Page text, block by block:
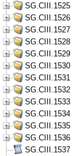
SG.CIII.1525
SG.CIII.1526
SG.CIII.1527
SG.CIII.1528
SG.CIII.1529
SG.CIII.1530
SG.CIII.1531
SG.CIII.1532
SG.CIII.1533
SG.CIII.1534
SG.CIII.1535
SG.CIII.1536
SG.CIII.1537